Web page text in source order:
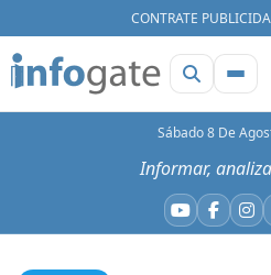
CONTRATE
Sábado 8 De
Informar,
YouTube